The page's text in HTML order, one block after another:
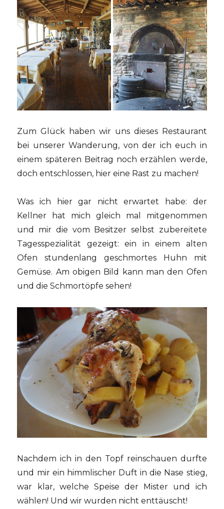
Zum Glück haben wir uns dieses Restaurant
bei unserer Wanderung, von der ich euch in
einem späteren Beitrag noch erzählen werde,
doch entschlossen, hier eine Rast zu machen!
Was ich hier gar nicht erwartet habe: der
Kellner hat mich gleich mal mitgenommen
und mir die vom Besitzer selbst zubereitete
Tagesspezialität gezeigt: ein in einem alten
Ofen stundenlang geschmortes Huhn mit
Gemüse. Am obigen Bild kann man den Ofen
und die Schmortöpfe sehen!
Nachdem ich in den Topf reinschauen durfte
und mir ein himmlischer Duft in die Nase stieg,
war klar, welche Speise der Mister und ich
wählen! Und wir wurden nicht enttäuscht!